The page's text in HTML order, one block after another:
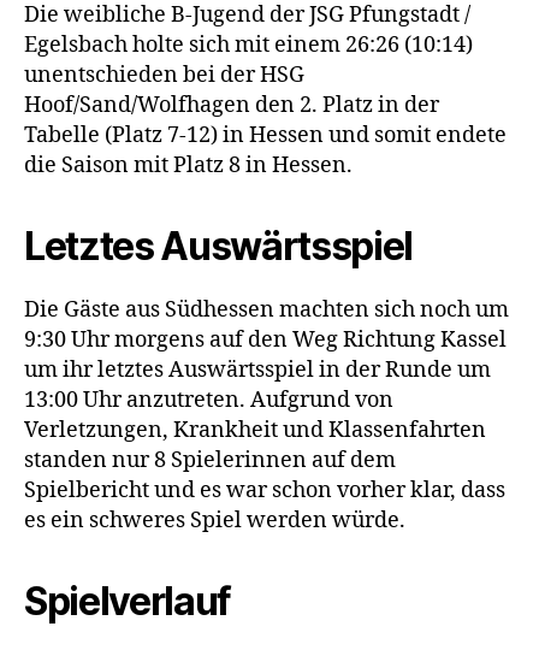
Die weibliche B-Jugend der JSG Pfungstadt /
Egelsbach holte sich mit einem 26:26 (10:14)
unentschieden bei der HSG
Hoof/Sand/Wolfhagen den 2. Platz in der
Tabelle (Platz 7-12) in Hessen und somit endete
die Saison mit Platz 8 in Hessen.
Letztes Auswärtsspiel
Die Gäste aus Südhessen machten sich noch um
9:30 Uhr morgens auf den Weg Richtung Kassel
um ihr letztes Auswärtsspiel in der Runde um
13:00 Uhr anzutreten. Aufgrund von
Verletzungen, Krankheit und Klassenfahrten
standen nur 8 Spielerinnen auf dem
Spielbericht und es war schon vorher klar, dass
es ein schweres Spiel werden würde.
Spielverlauf